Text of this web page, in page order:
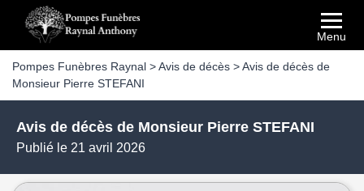
Menu
Pompes Funèbres Raynal >Avis de décès >Avis de décès de
Monsieur Pierre STEFANI
Avis de décès de Monsieur Pierre STEFANI
Publié le 21 avril 2026